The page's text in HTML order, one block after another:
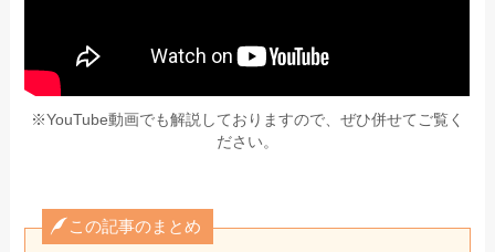
※YouTube動画でも解説しておりますので、ぜひ併せてご覧く
ださい。
この記事のまとめ